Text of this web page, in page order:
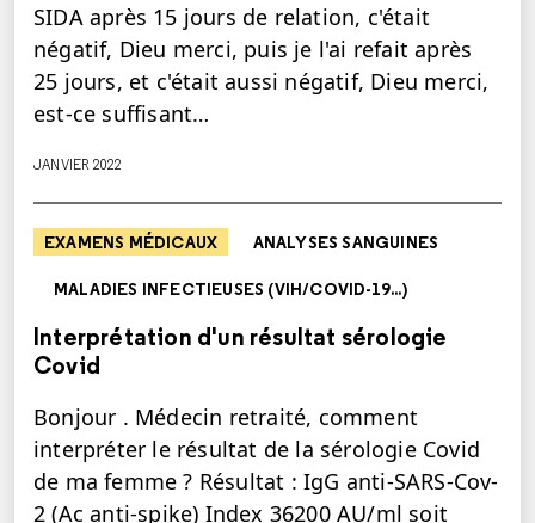
SIDA après 15 jours de relation, c'était
négatif, Dieu merci, puis je l'ai refait après
25 jours, et c'était aussi négatif, Dieu merci,
est-ce suffisant…
JANVIER 2022
EXAMENS MÉDICAUX ANALYSES SANGUINES
MALADIES INFECTIEUSES (VIH/COVID-19...)
Interprétation d'un résultat sérologie
Covid
Bonjour . Médecin retraité, comment
interpréter le résultat de la sérologie Covid
de ma femme ? Résultat : IgG anti-SARS-Cov-
2 (Ac anti-spike) Index 36200 AU/ml soit